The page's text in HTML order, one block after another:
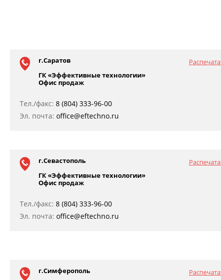
г.Саратов
ГК «Эффективные технологии»
Офис продаж
Тел./факс: 8 (804) 333-96-00
Эл. почта: office@eftechno.ru
г.Севастополь
ГК «Эффективные технологии»
Офис продаж
Тел./факс: 8 (804) 333-96-00
Эл. почта: office@eftechno.ru
г.Симферополь